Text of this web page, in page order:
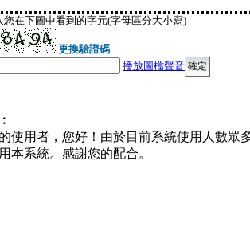
您在下圖中看到的字元(字母區分大小寫)
更換驗證碼
播放圖檔聲音
使用者，您好！由於目前系統使用人數眾
本系統。感謝您的配合。